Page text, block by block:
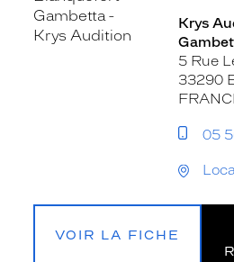
Krys
5 Rue
33290
05
VOIR LA FICHE